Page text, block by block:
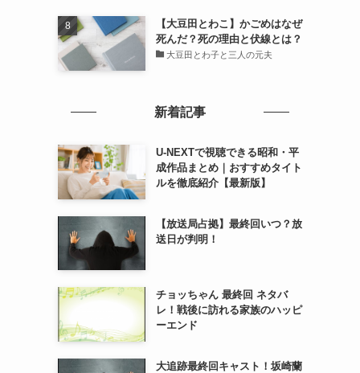
【大豆田とわこ】かごめはなぜ
死んだ？死の理由と伏線とは？
大豆田とわ子と三人の元夫
新着記事
U-NEXTで視聴できる昭和・平
成作品まとめ｜おすすめタイト
ルを徹底紹介【最新版】
【放送局占拠】最終回いつ？放
送日が判明！
チョッちゃん 最終回 ネタバ
レ！戦後に訪れる家族のハッピ
ーエンド
大追跡最終回キャスト！坂崎蘭